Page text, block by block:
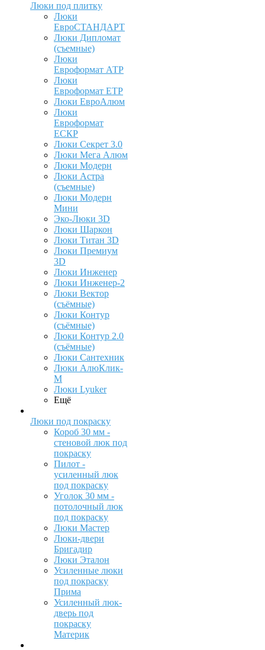
Люки под плитку
Люки
ЕвроСТАНДАРТ
Люки Дипломат
(съемные)
Люки
Евроформат АТР
Люки
Евроформат ЕТР
Люки ЕвроАлюм
Люки
Евроформат
ЕСКР
Люки Секрет 3.0
Люки Мега Алюм
Люки Модерн
Люки Астра
(съемные)
Люки Модерн
Мини
Эко-Люки 3D
Люки Шаркон
Люки Титан 3D
Люки Премиум
3D
Люки Инженер
Люки Инженер-2
Люки Вектор
(съёмные)
Люки Контур
(съёмные)
Люки Контур 2.0
(съёмные)
Люки Сантехник
Люки АлюКлик-
М
Люки Lyuker
Ещё
Люки под покраску
Короб 30 мм -
стеновой люк под
покраску
Пилот -
усиленный люк
под покраску
Уголок 30 мм -
потолочный люк
под покраску
Люки Мастер
Люки-двери
Бригадир
Люки Эталон
Усиленные люки
под покраску
Прима
Усиленный люк-
дверь под
покраску
Материк